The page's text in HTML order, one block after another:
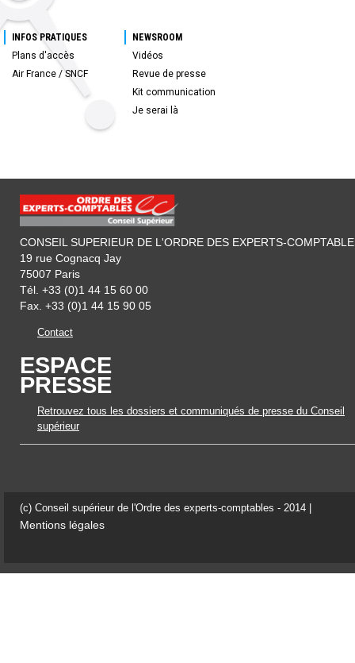
INFOS PRATIQUES
Plans d'accès
Air France / SNCF
NEWSROOM
Vidéos
Revue de presse
Kit communication
Je serai là
CONSEIL SUPERIEUR DE L'ORDRE DES EXPERTS-
19 rue Cognacq Jay
75007 Paris
Tél. +33 (0)1 44 15 60 00
Fax. +33 (0)1 44 15 90 05
Contact
ESPACE
PRESSE
Retrouvez tous les dossiers et communiqués de presse du Conseil
supérieur
(c) Conseil supérieur de l'Ordre des experts-comptables - 2014 |
Mentions légales